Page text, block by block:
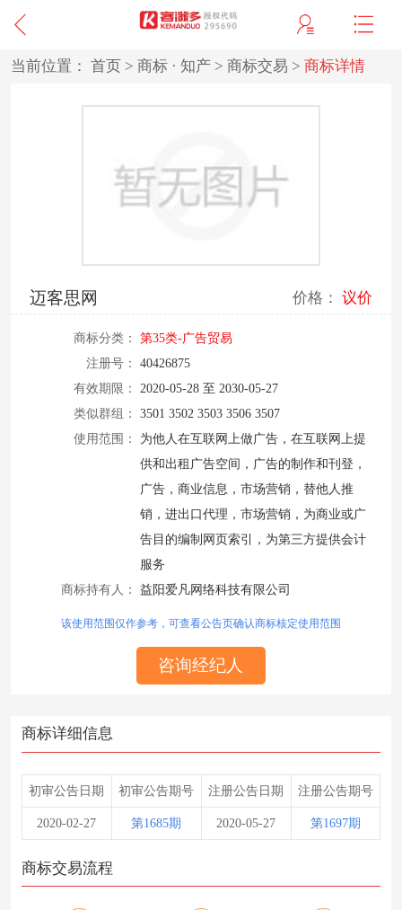
当前位置： 首页 > 商标 · 知产 > 商标交易 > 商标详情
迈客思网 价格： 议价
商标分类：
第35类-广告贸易
注册号：
40426875
有效期限：
2020-05-28 至 2030-05-27
类似群组：
3501 3502 3503 3506 3507
使用范围：
为他人在互联网上做广告，在互联网上提
供和出租广告空间，广告的制作和刊登，
广告，商业信息，市场营销，替他人推
销，进出口代理，市场营销，为商业或广
告目的编制网页索引，为第三方提供会计
服务
商标持有人：
益阳爱凡网络科技有限公司
该使用范围仅作参考，可查看公告页确认商标核定使用范围
咨询经纪人
商标详细信息
初审公告日期 初审公告期号 注册公告日期 注册公告期号
2020-02-27 第1685期 2020-05-27 第1697期
商标交易流程